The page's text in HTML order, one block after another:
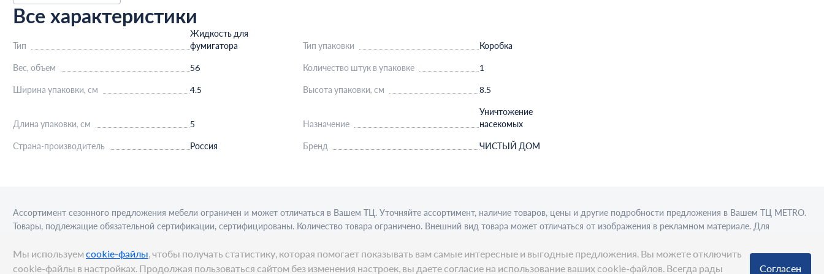
Все характеристики
Тип
Жидкость для
фумигатора
Тип упаковки Коробка
Вес, объем 56 Количество штук в упаковке 1
Ширина упаковки, см 4.5 Высота упаковки, см 8.5
Длина упаковки, см 5 Назначение
Уничтожение
насекомых
Страна-производитель Россия Бренд ЧИСТЫЙ ДОМ
Ассортимент сезонного предложения мебели ограничен и может отличаться в Вашем ТЦ. Уточняйте ассортимент, наличие товаров, цены и другие подробности предложения в Вашем ТЦ МЕТRО.
Товары, подлежащие обязательной сертификации, сертифицированы. Количество товара ограничено. Внешний вид товара может отличаться от изображения в рекламном материале. Для
Мы используем cookie-файлы, чтобы получать статистику, которая помогает показывать вам самые интересные и выгодные предложения. Вы можете отключить
cookie-файлы в настройках. Продолжая пользоваться сайтом без изменения настроек, вы даете согласие на использование ваших cookie-файлов. Всегда рады
Согласен